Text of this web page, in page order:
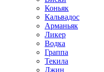
Коньяк
Кальвадос
Арманьяк
Ликер
Водка
Граппа
Текила
Джин